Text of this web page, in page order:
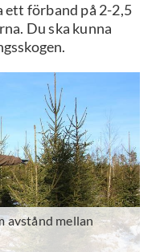
ett förband på 2-2,5
Du ska kunna
avstånd mellan